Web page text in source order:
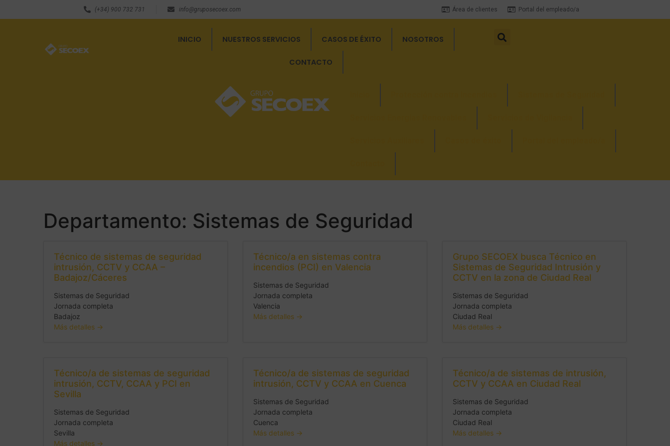
(+34) 900 732 731 info@gruposecoex.com Área de clientes Portal del empleado/a
INICIO NUESTROS SERVICIOS CASOS DE ÉXITO NOSOTROS
CONTACTO
Departamento: Sistemas de Seguridad
Técnico de sistemas de seguridad
intrusión, CCTV y CCAA –
Badajoz/Cáceres
Sistemas de Seguridad
Jornada completa
Badajoz
Más detalles
Técnico/a en sistemas contra
incendios (PCI) en Valencia
Sistemas de Seguridad
Jornada completa
Valencia
Más detalles
Grupo SECOEX busca Técnico en
Sistemas de Seguridad Intrusión y
CCTV en la zona de Ciudad Real
Sistemas de Seguridad
Jornada completa
Ciudad Real
Más detalles
Técnico/a de sistemas de seguridad
intrusión, CCTV, CCAA y PCI en
Sevilla
Sistemas de Seguridad
Jornada completa
Sevilla
Más detalles
Técnico/a de sistemas de seguridad
intrusión, CCTV y CCAA en Cuenca
Sistemas de Seguridad
Jornada completa
Cuenca
Más detalles
Técnico/a de sistemas de intrusión,
CCTV y CCAA en Ciudad Real
Sistemas de Seguridad
Jornada completa
Ciudad Real
Más detalles